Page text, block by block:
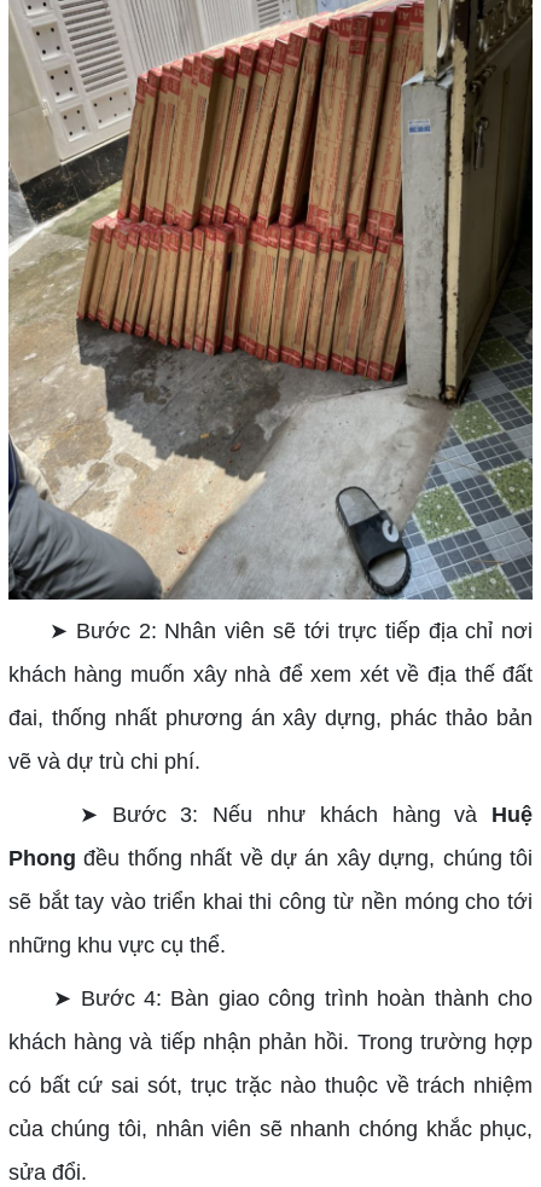
➤ Bước 2: Nhân viên sẽ tới trực tiếp địa chỉ nơi
khách hàng muốn xây nhà để xem xét về địa thế đất
đai, thống nhất phương án xây dựng, phác thảo bản
vẽ và dự trù chi phí.
➤ Bước 3: Nếu như khách hàng và Huệ
Phong đều thống nhất về dự án xây dựng, chúng tôi
sẽ bắt tay vào triển khai thi công từ nền móng cho tới
những khu vực cụ thể.
➤ Bước 4: Bàn giao công trình hoàn thành cho
khách hàng và tiếp nhận phản hồi. Trong trường hợp
có bất cứ sai sót, trục trặc nào thuộc về trách nhiệm
của chúng tôi, nhân viên sẽ nhanh chóng khắc phục,
sửa đổi.